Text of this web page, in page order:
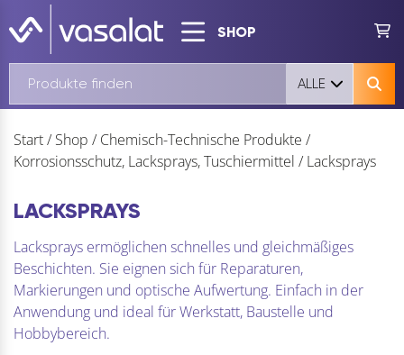
SHOP
ALLE
Start/ Shop / Chemisch-Technische Produkte /
Korrosionsschutz, Lacksprays, Tuschiermittel / Lacksprays
LACKSPRAYS
Lacksprays ermöglichen schnelles und gleichmäßiges
Beschichten. Sie eignen sich für Reparaturen,
Markierungen und optische Aufwertung. Einfach in der
Anwendung und ideal für Werkstatt, Baustelle und
Hobbybereich.